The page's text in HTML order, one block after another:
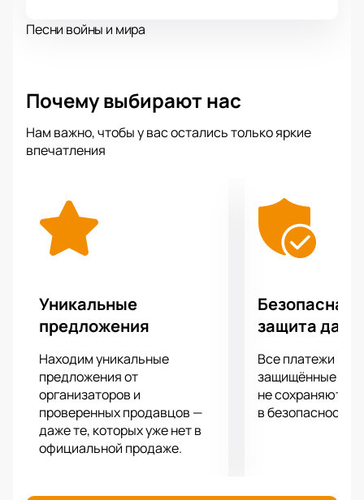
Песни войны и мира
Почему выбирают нас
Нам важно, чтобы у вас остались только яркие
впечатления
Уникальные
предложения
Находим уникальные
предложения от
организаторов и
проверенных продавцов —
даже те, которых уже нет в
официальной продаже.
Безопасная
защита
Все платежи
защищённые
не сохраняются
в безопасности.